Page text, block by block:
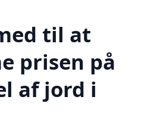
til at
prisen på
af jord i